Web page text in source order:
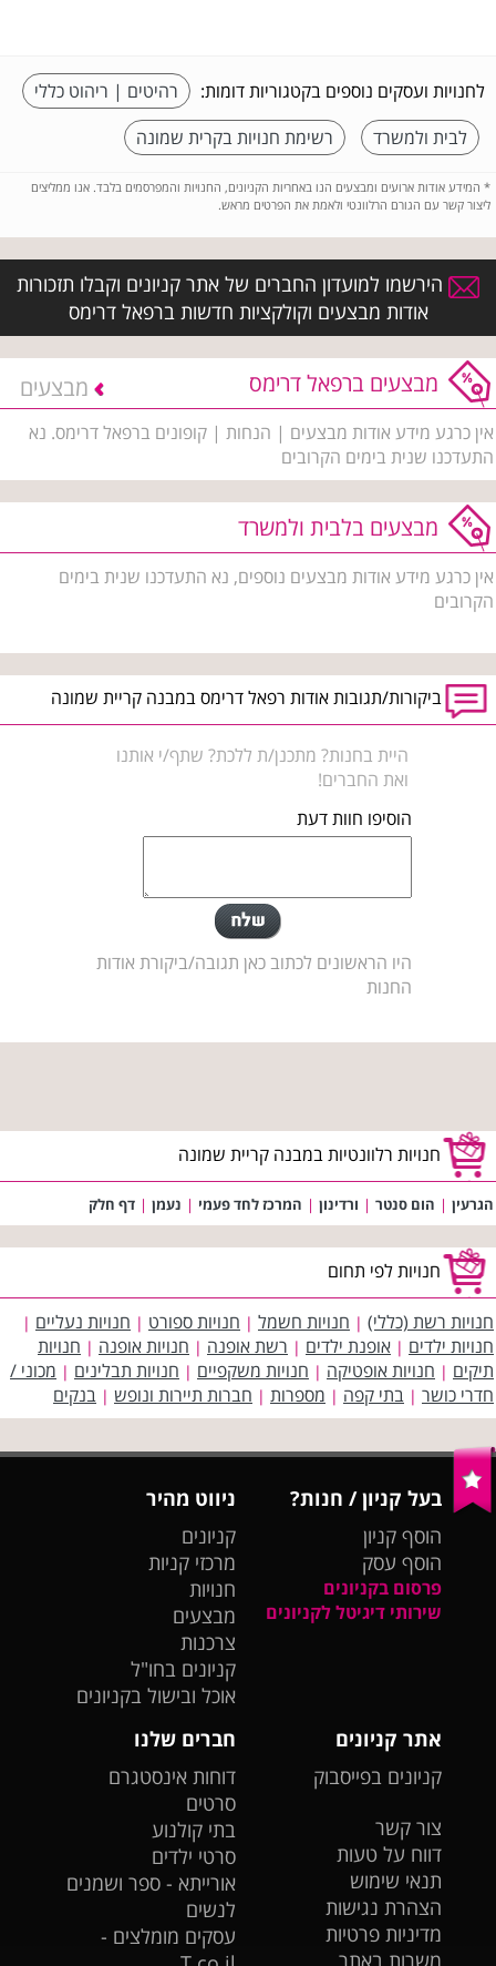
לחנויות ועסקים נוספים בקטגוריות דומות:
רהיטים | ריהוט כללי
לבית ולמשרד
רשימת חנויות בקרית שמונה
* המידע אודות ארועים ומבצעים הנו באחריות הקניונים, החנויות והמפרסמים בלבד. אנו ממליצים
ליצור קשר עם הגורם הרלוונטי ולאמת את הפרטים מראש.
הירשמו למועדון החברים של אתר קניונים וקבלו תזכורות
אודות מבצעים וקולקציות חדשות ברפאל דרימס
מבצעים ברפאל דרימס מבצעים
אין כרגע מידע אודות מבצעים | הנחות | קופונים ברפאל דרימס. נא
התעדכנו שנית בימים הקרובים
מבצעים בלבית ולמשרד
אין כרגע מידע אודות מבצעים נוספים, נא התעדכנו שנית בימים
הקרובים
ביקורות/תגובות אודות רפאל דרימס במבנה קריית שמונה
היית בחנות? מתכנן/ת ללכת? שתף/י אותנו
ואת החברים!
הוסיפו חוות דעת
היו הראשונים לכתוב כאן תגובה/ביקורת אודות
החנות
חנויות רלוונטיות במבנה קריית שמונה
הגרעין | הום סנטר | ורדינון | המרכז לחד פעמי | נעמן | דף חלק
חנויות לפי תחום
חנויות רשת (כללי) | חנויות חשמל | חנויות ספורט | חנויות נעליים |
חנויות ילדים | אופנת ילדים | רשת אופנה | חנויות אופנה | חנויות
תיקים | חנויות אופטיקה | חנויות משקפיים | חנויות תבלינים | מכוני /
חדרי כושר | בתי קפה | מספרות | חברות תיירות ונופש | בנקים
בעל קניון / חנות?
הוסף קניון
הוסף עסק
פרסום בקניונים
שירותי דיגיטל לקניונים
ניווט מהיר
קניונים
מרכזי קניות
חנויות
מבצעים
צרכנות
קניונים בחו"ל
אוכל ובישול בקניונים
אתר קניונים
קניונים בפייסבוק
צור קשר
דווח על טעות
תנאי שימוש
הצהרת נגישות
מדיניות פרטיות
משרות באתר
חברים שלנו
דוחות אינסטגרם
סרטים
בתי קולנוע
סרטי ילדים
אורייתא - ספר ושמנים
לנשים
עסקים מומלצים -